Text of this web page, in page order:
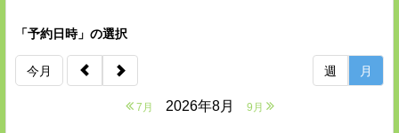
「予約日時」の選択
今月
7月 2026年8月 9月
週 月